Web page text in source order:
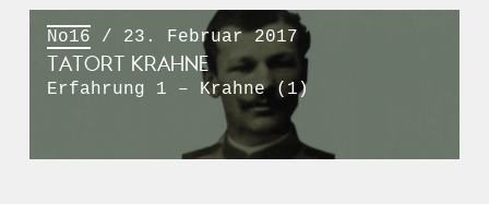
No16 / 23. Februar 2017
TATORT KRAHNE
Erfahrung 1 – Krahne (1)